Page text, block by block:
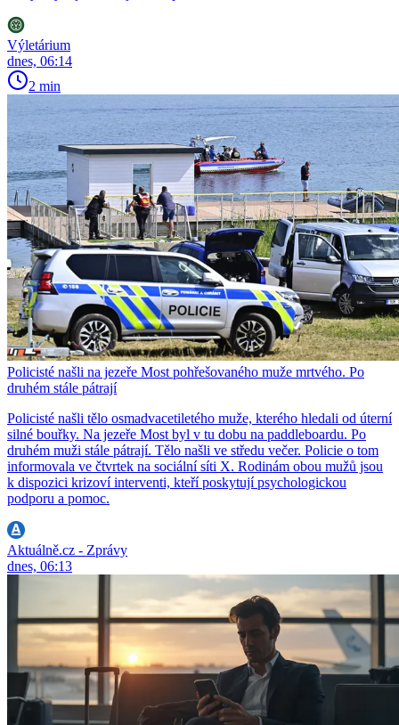
Výletárium
dnes, 06:14
2 min
Policisté našli na jezeře Most pohřešovaného muže mrtvého. Po
druhém stále pátrají
Policisté našli tělo osmadvacetiletého muže, kterého hledali od úterní
silné bouřky. Na jezeře Most byl v tu dobu na paddleboardu. Po
druhém muži stále pátrají. Tělo našli ve středu večer. Policie o tom
informovala ve čtvrtek na sociální síti X. Rodinám obou mužů jsou
k dispozici krizoví interventi, kteří poskytují psychologickou
podporu a pomoc.
Aktuálně.cz - Zprávy
dnes, 06:13